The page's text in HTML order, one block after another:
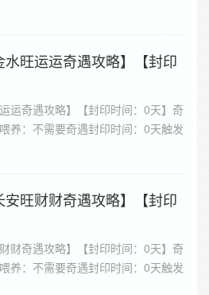
旺运运奇遇攻略】【封印
运奇遇攻略】【封印时间：0天】奇
养：不需要奇遇封印时间：0天触发
旺财财奇遇攻略】【封印
财奇遇攻略】【封印时间：0天】奇
养：不需要奇遇封印时间：0天触发